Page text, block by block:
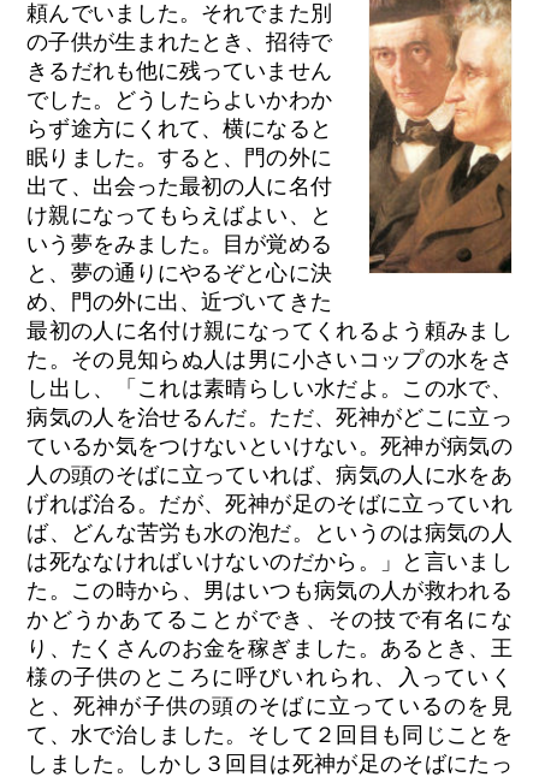
頼んでいました。それでまた別
の子供が生まれたとき、招待で
きるだれも他に残っていません
でした。どうしたらよいかわか
らず途方にくれて、横になると
眠りました。すると、門の外に
出て、出会った最初の人に名付
け親になってもらえばよい、と
いう夢をみました。目が覚める
と、夢の通りにやるぞと心に決
め、門の外に出、近づいてきた
最初の人に名付け親になってくれるよう頼みまし
た。その見知らぬ人は男に小さいコップの水をさ
し出し、「これは素晴らしい水だよ。この水で、
病気の人を治せるんだ。ただ、死神がどこに立っ
ているか気をつけないといけない。死神が病気の
人の頭のそばに立っていれば、病気の人に水をあ
げれば治る。だが、死神が足のそばに立っていれ
ば、どんな苦労も水の泡だ。というのは病気の人
は死ななければいけないのだから。」と言いまし
た。この時から、男はいつも病気の人が救われる
かどうかあてることができ、その技で有名にな
り、たくさんのお金を稼ぎました。あるとき、王
様の子供のところに呼びいれられ、入っていく
と、死神が子供の頭のそばに立っているのを見
て、水で治しました。そして２回目も同じことを
しました。しかし３回目は死神が足のそばにたっ